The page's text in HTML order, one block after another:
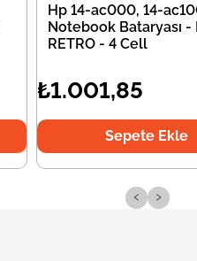
Hp 14-ac000, 14-
Notebook Bataryası
RETRO - 4 Cell
₺1.001,85
Sepete Ekle
‹ ›